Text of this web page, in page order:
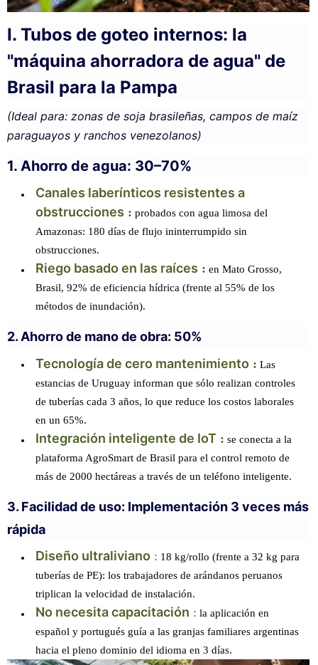
I. Tubos de goteo internos: la
"máquina ahorradora de agua" de
Brasil para la Pampa
(Ideal para: zonas de soja brasileñas, campos de maíz
paraguayos y ranchos venezolanos)
1. Ahorro de agua: 30–70%
Canales laberínticos resistentes a
obstrucciones : probados con agua limosa del
Amazonas: 180 días de flujo ininterrumpido sin
obstrucciones.
Riego basado en las raíces : en Mato Grosso,
Brasil, 92% de eficiencia hídrica (frente al 55% de los
métodos de inundación).
2. Ahorro de mano de obra: 50%
Tecnología de cero mantenimiento : Las
estancias de Uruguay informan que sólo realizan controles
de tuberías cada 3 años, lo que reduce los costos laborales
en un 65%.
Integración inteligente de IoT : se conecta a la
plataforma AgroSmart de Brasil para el control remoto de
más de 2000 hectáreas a través de un teléfono inteligente.
3. Facilidad de uso: Implementación 3 veces más
rápida
Diseño ultraliviano : 18 kg/rollo (frente a 32 kg para
tuberías de PE): los trabajadores de arándanos peruanos
triplican la velocidad de instalación.
No necesita capacitación : la aplicación en
español y portugués guía a las granjas familiares argentinas
hacia el pleno dominio del idioma en 3 días.